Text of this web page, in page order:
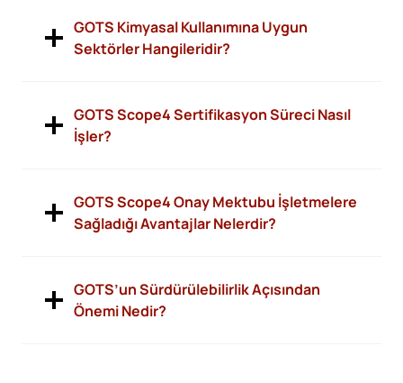
GOTS Kimyasal Kullanımına Uygun
Sektörler Hangileridir?
GOTS Scope4 Sertifikasyon Süreci Nasıl
İşler?
GOTS Scope4 Onay Mektubu İşletmelere
Sağladığı Avantajlar Nelerdir?
GOTS’un Sürdürülebilirlik Açısından
Önemi Nedir?